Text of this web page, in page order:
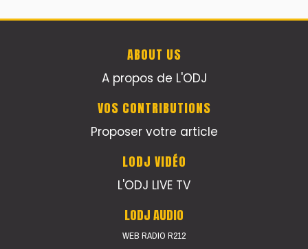
ABOUT US
A propos de L'ODJ
VOS CONTRIBUTIONS
Proposer votre article
LODJ VIDÉO
L'ODJ LIVE TV
LODJ AUDIO
WEB RADIO R212